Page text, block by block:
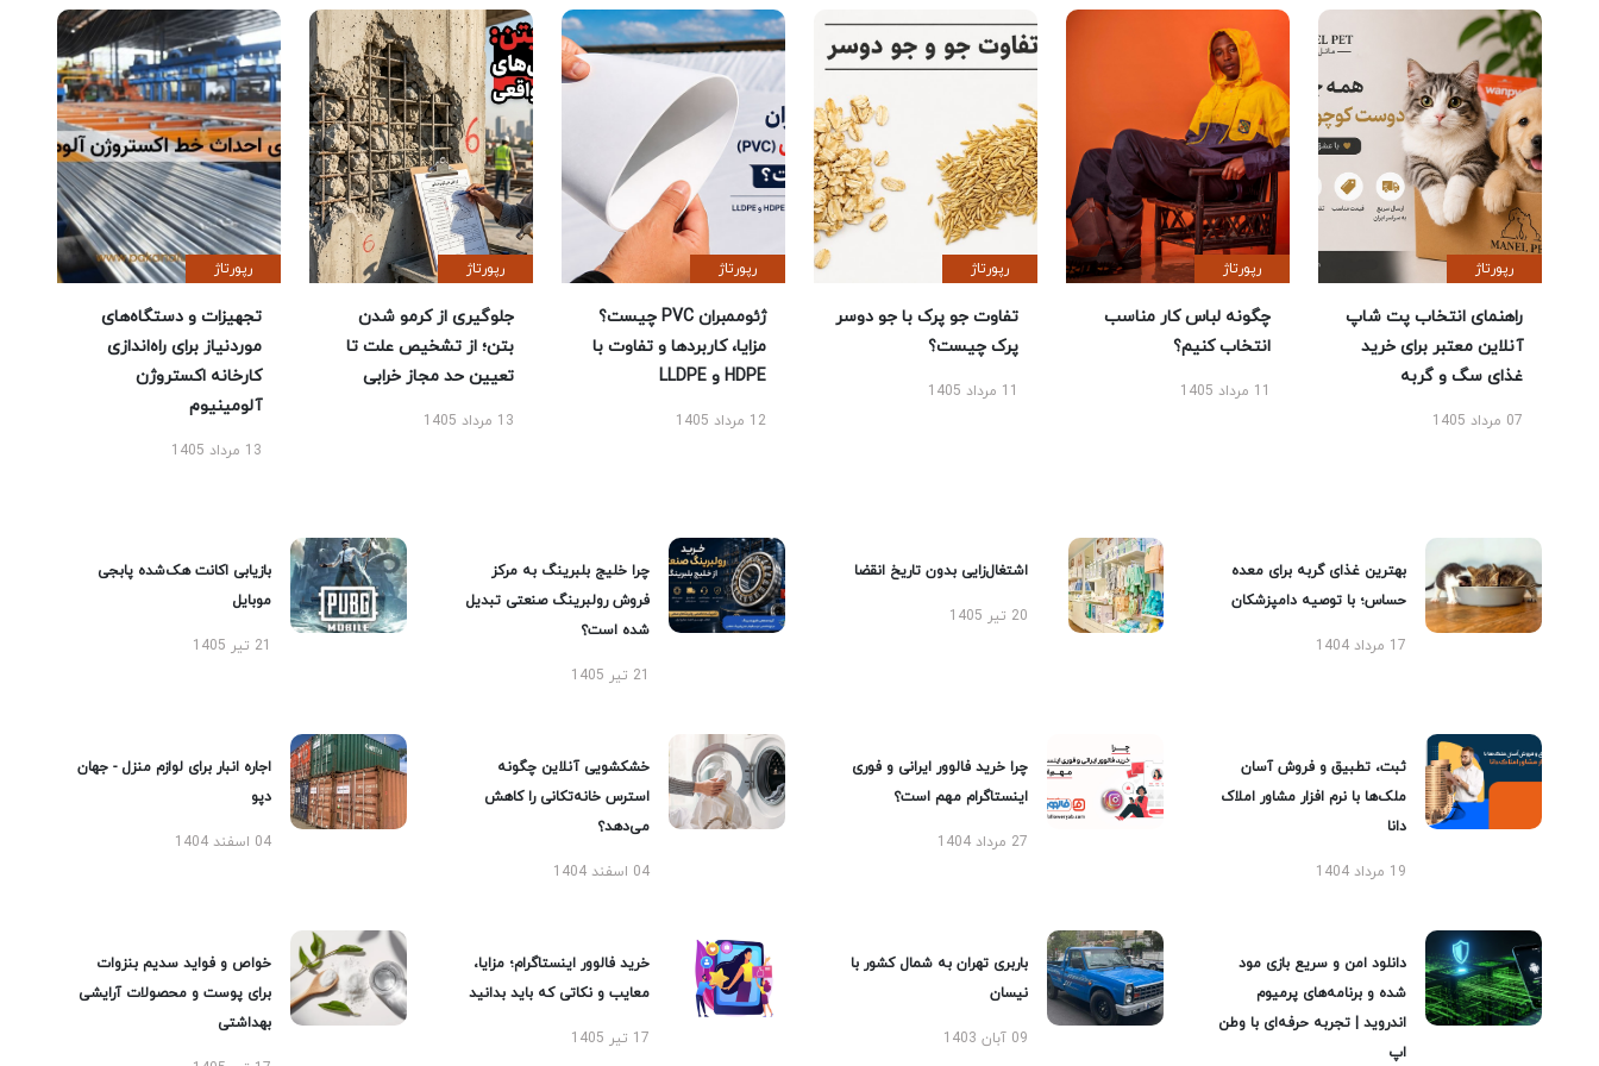
رپورتاژ
راهنمای انتخاب پت شاپ
آنلاین معتبر برای خرید
غذای سگ و گربه
07 مرداد 1405
رپورتاژ
چگونه لباس کار مناسب
انتخاب کنیم؟
11 مرداد 1405
رپورتاژ
تفاوت جو پرک با جو دوسر
پرک چیست؟
11 مرداد 1405
رپورتاژ
ژئوممبران PVC چیست؟
مزایا، کاربردها و تفاوت با
HDPE و LLDPE
12 مرداد 1405
رپورتاژ
جلوگیری از کرمو شدن
بتن؛ از تشخیص علت تا
تعیین حد مجاز خرابی
13 مرداد 1405
رپورتاژ
تجهیزات و دستگاه‌های
موردنیاز برای راه‌اندازی
کارخانه اکستروژن
آلومینیوم
13 مرداد 1405
بهترین غذای گربه برای معده
حساس؛ با توصیه دامپزشکان
17 مرداد 1404
اشتغال‌زایی بدون تاریخ انقضا
20 تیر 1405
چرا خلیج بلبرینگ به مرکز
فروش رولبرینگ صنعتی تبدیل
شده است؟
21 تیر 1405
بازیابی اکانت هک‌شده پابجی
موبایل
21 تیر 1405
ثبت، تطبیق و فروش آسان
ملک‌ها با نرم افزار مشاور املاک
دانا
19 مرداد 1404
چرا خرید فالوور ایرانی و فوری
اینستاگرام مهم است؟
27 مرداد 1404
خشکشویی آنلاین چگونه
استرس خانه‌تکانی را کاهش
می‌دهد؟
04 اسفند 1404
اجاره انبار برای لوازم منزل - جهان
دپو
04 اسفند 1404
دانلود امن و سریع بازی مود
شده و برنامه‌های پرمیوم
اندروید | تجربه حرفه‌ای با وطن
اپ
باربری تهران به شمال کشور با
نیسان
09 آبان 1403
خرید فالوور اینستاگرام؛ مزایا،
معایب و نکاتی که باید بدانید
17 تیر 1405
خواص و فواید سدیم بنزوات
برای پوست و محصولات آرایشی
بهداشتی